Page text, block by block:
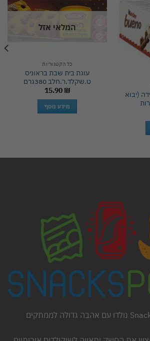
wishlist
חום 30 יחידה (יבוא
Add to
wishlist
המלאי אזל
כל הקטגוריות
עוגת בית שבת בראוניס
ט.שקלד.ר.חלב 380גרם
15.90 ₪
מידע נוסף
בני משפחת Snacks Point נולדו עם אהבה גדולה לממתקים